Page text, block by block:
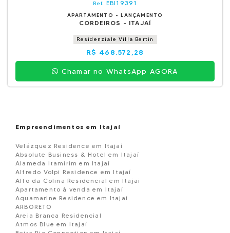
Ref. EBI19391
APARTAMENTO - LANÇAMENTO
CORDEIROS - ITAJAÍ
Residenziale Villa Bertin
R$ 468.572,28
Chamar no WhatsApp AGORA
Empreendimentos em Itajaí
Velázquez Residence em Itajaí
Absolute Business & Hotel em Itajaí
Alameda Itamirim em Itajaí
Alfredo Volpi Residence em Itajaí
Alto da Colina Residencial em Itajai
Apartamento à venda em Itajaí
Aquamarine Residence em Itajaí
ARBORETO
Areia Branca Residencial
Atmos Blue em Itajaí